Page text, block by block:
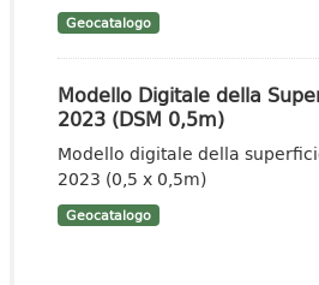
Geocatalogo
Modello Digitale della
2023 (DSM 0,5m)
Modello digitale della
2023 (0,5 x 0,5m)
Geocatalogo